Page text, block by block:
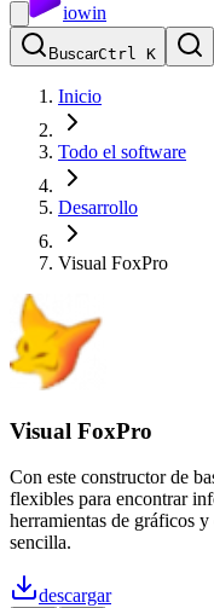
iowin
BuscarCtrl K
Inicio
Todo el software
Desarrollo
Visual FoxPro
Visual FoxPro
Con este constructor de
flexibles para encontrar
herramientas de gráficos
sencilla.
descargar